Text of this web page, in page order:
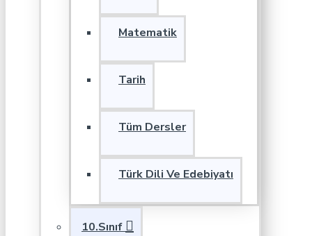
Matematik
Tarih
Tüm Dersler
Türk Dili Ve Edebiyatı
10.Sınıf